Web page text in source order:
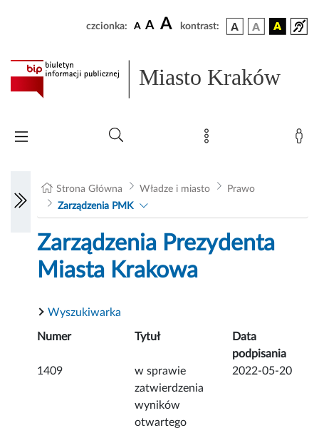
czcionka: A A A kontrast:
Miasto Kraków
Strona Główna Władze i miasto
Prawo
Zarządzenia PMK
Zarządzenia Prezydenta
Miasta Krakowa
Wyszukiwarka
Numer Tytuł
Data
podpisania
1409
w sprawie
zatwierdzenia
wyników
otwartego
2022-05-20